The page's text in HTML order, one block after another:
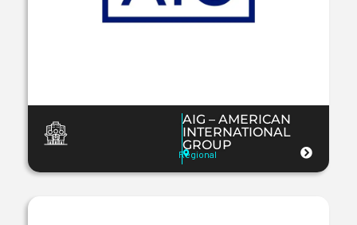
AIG – AMERICAN
INTERNATIONAL
GROUP
Regional